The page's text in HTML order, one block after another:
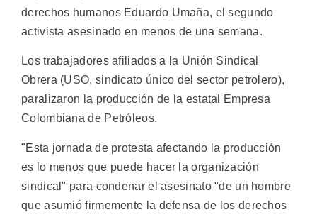
derechos humanos Eduardo Umaña, el segundo
activista asesinado en menos de una semana.
Los trabajadores afiliados a la Unión Sindical
Obrera (USO, sindicato único del sector petrolero),
paralizaron la producción de la estatal Empresa
Colombiana de Petróleos.
"Esta jornada de protesta afectando la producción
es lo menos que puede hacer la organización
sindical" para condenar el asesinato "de un hombre
que asumió firmemente la defensa de los derechos